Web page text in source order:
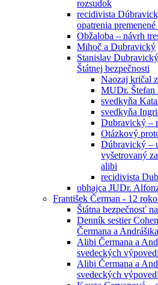
rozsudok
recidivista
opatrenia
Obžaloba – návrh
Mihoč a Dubravický
Stanislav
Štátnej bezpečnosti
Naozaj kričal
MUDr. Štefan
svedkyňa
svedkyňa
Dubravický –
Otázkový
Dúbravický –
vyšetrovaný
alibi
recidivista
obhajca JUDr.
František Čerman - 12
Štátna bezpečnosť
Denník sestier
Čermana a Andrášika
Alibi Čermana a
svedeckých
Alibi Čermana a
svedeckých